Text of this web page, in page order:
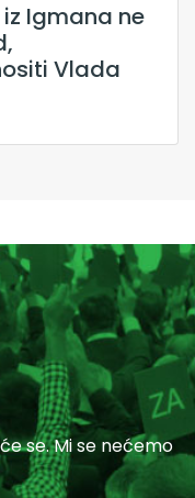
Igmana ne
Vlada
se. Mi se nećemo